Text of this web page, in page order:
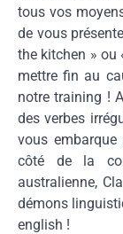
tous vos
de vous
the kitchen » ou
mettre fin au
notre training !
des verbes
vous
côté de la
australienne,
démons
english !